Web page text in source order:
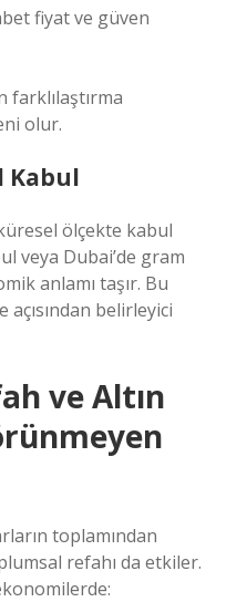
fiyat ve güven
olur.
Kabul
ölçekte kabul
veya Dubai’de gram
anlamı taşır. Bu
belirleyici
ve Altın
toplamından
refahı da etkiler.